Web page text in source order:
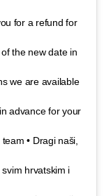
for a refund for
the new date in
we are available
advance for your
• Dragi naši,
hrvatskim i